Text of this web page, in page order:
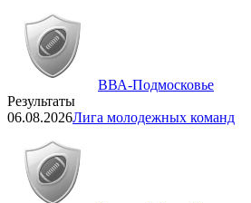
ВВА-Подмосковье
Результаты
06.08.2026Лига молодежных команд